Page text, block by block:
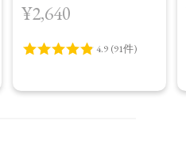
¥2,640